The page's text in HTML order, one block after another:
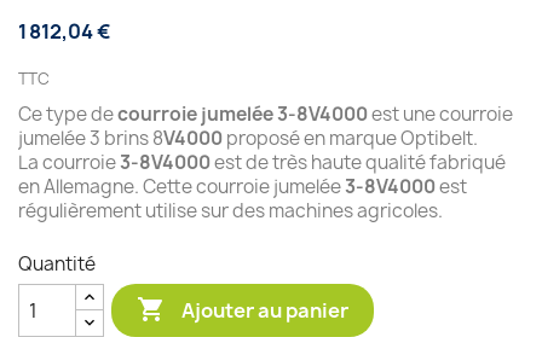
1 812,04 €
TTC
Ce type decourroie jumelée 3-8V4000est une courroie
jumelée 3 brins 8V4000proposé en marque Optibelt.
La courroie3-8V4000est de très haute qualité fabriqué
en Allemagne. Cette courroie jumelée3-8V4000est
régulièrement utilise sur des machines agricoles.
Quantité
 Ajouter au panier